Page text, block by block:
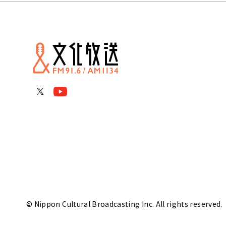
© Nippon Cultural Broadcasting Inc. All rights reserved.